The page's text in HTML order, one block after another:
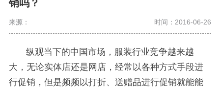
销吗？
来源： 时间：2016-06-26
纵观当下的中国市场，服装行业竞争越来越
大，无论实体店还是网店，经常以各种方式手段进
行促销，但是频频以打折、送赠品进行促销就能能